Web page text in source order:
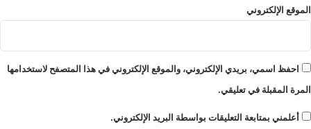
الموقع الإلكتروني
احفظ اسمي، بريدي الإلكتروني، والموقع الإلكتروني في هذا المتصفح لاستخدامها
المرة المقبلة في تعليقي.
أعلمني بمتابعة التعليقات بواسطة البريد الإلكتروني.